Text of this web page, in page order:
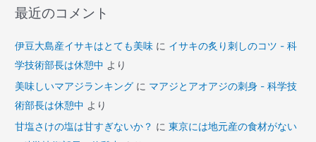
最近のコメント
伊豆大島産イサキはとても美味 に イサキの炙り刺しのコツ - 科
学技術部長は休憩中 より
美味しいマアジランキング に マアジとアオアジの刺身 - 科学技
術部長は休憩中 より
甘塩さけの塩は甘すぎないか？ に東京には地元産の食材がない